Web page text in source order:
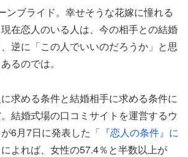
ンブライド。幸せそうな花嫁に憧れる
在恋人のいる人は、今の相手との結婚
逆に「この人でいいのだろうか」と思
るのでは。
求める条件と結婚相手に求める条件に
結婚式場の口コミサイトを運営するウ
6月7日に発表した 「『恋人の条件』に
によれば、女性の57.4％と半数以上が